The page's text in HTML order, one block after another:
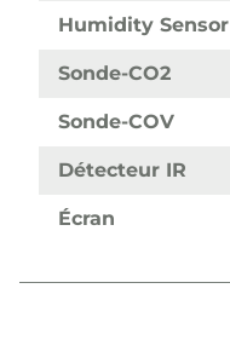
Humidity Sensor
Sonde-CO2
Sonde-COV
Détecteur IR
Écran